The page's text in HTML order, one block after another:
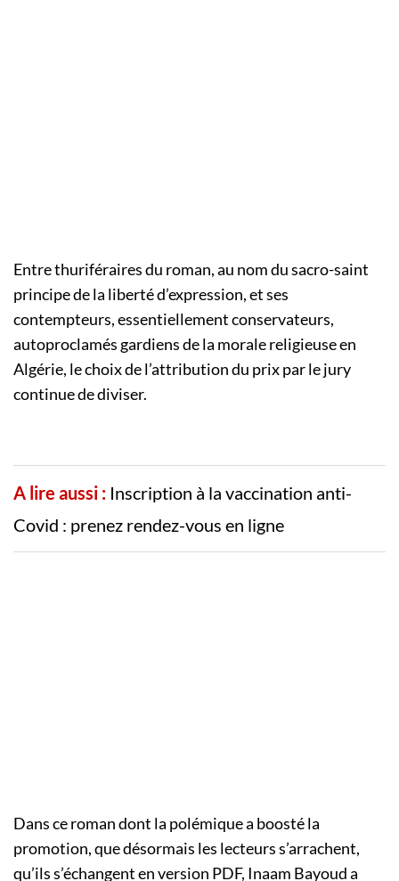
Entre thuriféraires du roman, au nom du sacro-saint
principe de la liberté d’expression, et ses
contempteurs, essentiellement conservateurs,
autoproclamés gardiens de la morale religieuse en
Algérie, le choix de l’attribution du prix par le jury
continue de diviser.
A lire aussi : Inscription à la vaccination anti-
Covid : prenez rendez-vous en ligne
Dans ce roman dont la polémique a boosté la
promotion, que désormais les lecteurs s’arrachent,
qu’ils s’échangent en version PDF, Inaam Bayoud a